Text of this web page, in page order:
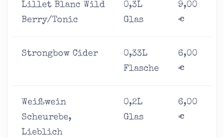
Lillet Blanc Wild
Berry/Tonic
0,3L
Glas
9,00
€
Strongbow Cider
0,33L
Flasche
6,00
€
Weißwein
Scheurebe,
Lieblich
0,2L
Glas
6,00
€